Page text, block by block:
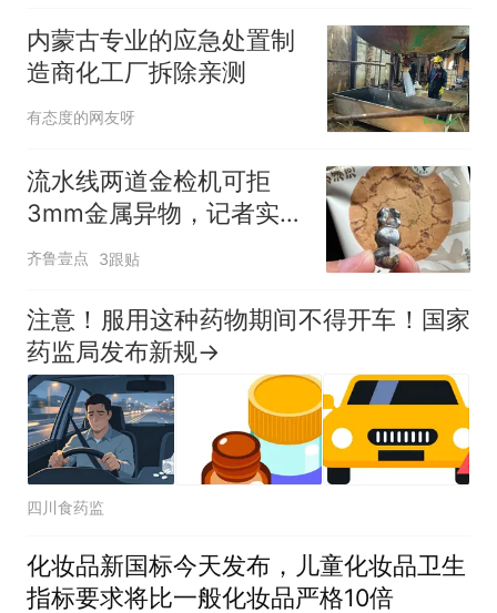
内蒙古专业的应急处置制
造商化工厂拆除亲测
有态度的网友呀
流水线两道金检机可拒
3mm金属异物，记者实探
泸溪河车间！公司回应为
何选择谅解
齐鲁壹点 3跟贴
注意！服用这种药物期间不得开车！国家
药监局发布新规→
四川食药监
化妆品新国标今天发布，儿童化妆品卫生
指标要求将比一般化妆品严格10倍